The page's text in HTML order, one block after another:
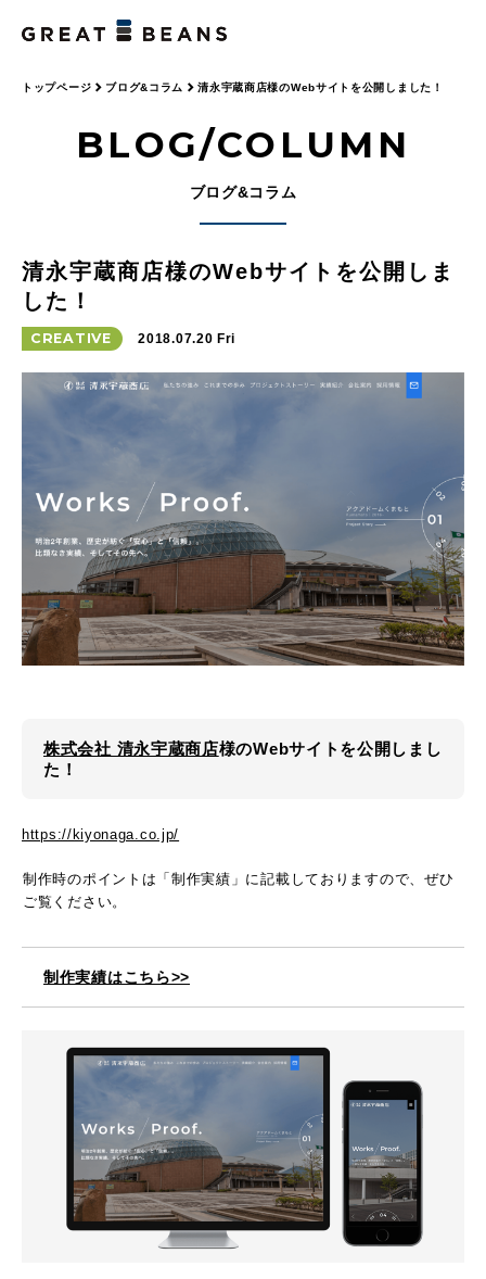
トップページ ブログ&コラム 清永宇蔵商店様のWebサイトを公開しました！
BLOG/COLUMN
ブログ&コラム
清永宇蔵商店様のWebサイトを公開しま
した！
CREATIVE 2018.07.20 Fri
株式会社 清永宇蔵商店様のWebサイトを公開しまし
た！
https://kiyonaga.co.jp/
制作時のポイントは「制作実績」に記載しておりますので、ぜひ
ご覧ください。
制作実績はこちら>>